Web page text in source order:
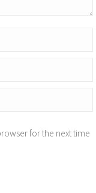
for the next time